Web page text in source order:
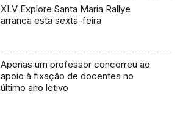
XLV Explore Santa Maria Rallye
arranca esta sexta-feira
Apenas um professor concorreu ao
apoio à fixação de docentes no
último ano letivo